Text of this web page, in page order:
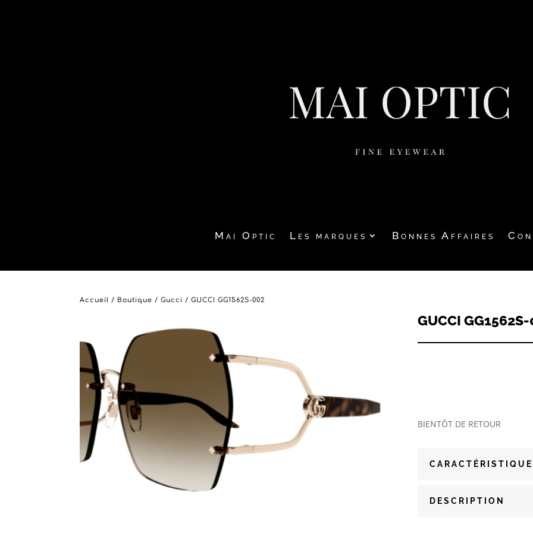
Mai Optic Les marques Bonnes Affaires
Accueil / Boutique /Gucci / GUCCI GG1562S-002
GUCCI
BIENTÔT DE RETOUR
DESCRIPTION